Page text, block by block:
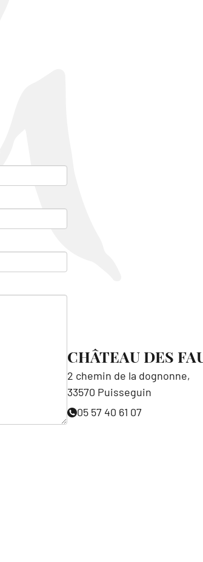
CHÂTEAU DES
2 chemin de la dognonne,
33570 Puisseguin
05 57 40 61 07